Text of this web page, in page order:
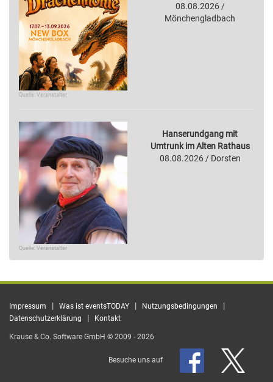
Quelle: Veranstalter
08.08.2026 /
Mönchengladbach
Quelle: Veranstalter
Hanserundgang mit
Umtrunk im Alten Rathaus
08.08.2026 / Dorsten
Impressum | Was ist eventsTODAY | Nutzungsbedingungen |
Datenschutzerklärung | Kontakt
Krause & Co. Software GmbH © 2009 - 2026
Besuche uns auf